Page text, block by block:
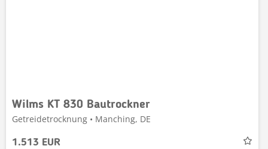
Wilms KT 830 Bautrockner
Getreidetrocknung • Manching, DE
1.513 EUR